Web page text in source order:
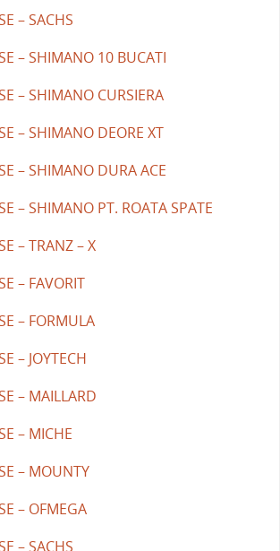
– SACHS
– SHIMANO 10 BUCATI
– SHIMANO CURSIERA
– SHIMANO DEORE XT
– SHIMANO DURA ACE
– SHIMANO PT. ROATA SPATE
– TRANZ – X
– FAVORIT
– FORMULA
– JOYTECH
– MAILLARD
– MICHE
– MOUNTY
– OFMEGA
– SACHS